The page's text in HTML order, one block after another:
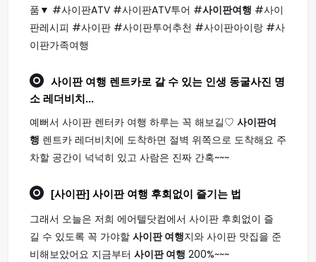
품▼ #사이판ATV #사이판ATV투어 #사이판여행 #사이
판레시피 #사이판 #사이판투어추천 #사이판아이랑 #사
이판가족여행
사이판 여행 렌트카로 갈 수 있는 인생 동굴사진 명
소 레더비치...
예뻐서 사이판 렌터카 여행 하루는 꼭 해보길♡ 사이판여
행 렌트카 레더비치에 도착하면 절벽 위쪽으로 도착해요 주
차할 공간이 넉넉히 있고 사람은 진짜 간혹~~~
[사이판] 사이판 여행 후회없이 즐기는 법
그래서 오늘은 저희 에어텔닷컴에서 사이판 후회없이 즐
길 수 있도록 꼭 가야할 사이판 여행지와 사이판 맛집을 준
비해보았어요 지금부터 사이판 여행 200%~~~